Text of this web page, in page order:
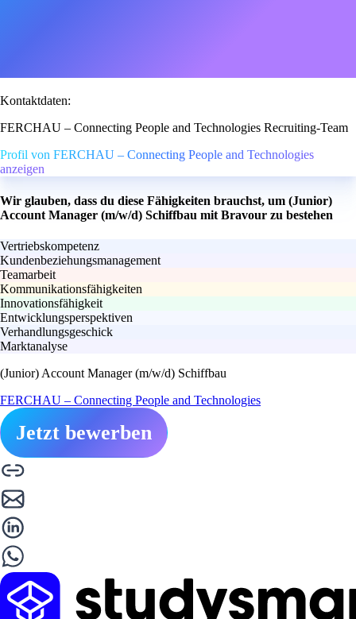
Kontaktdaten:
FERCHAU – Connecting People and Technologies Recruiting-Team
Profil von FERCHAU – Connecting People and Technologies
anzeigen
Wir glauben, dass du diese Fähigkeiten brauchst, um (Junior)
Account Manager (m/w/d) Schiffbau mit Bravour zu bestehen
Vertriebskompetenz
Kundenbeziehungsmanagement
Teamarbeit
Kommunikationsfähigkeiten
Innovationsfähigkeit
Entwicklungsperspektiven
Verhandlungsgeschick
Marktanalyse
(Junior) Account Manager (m/w/d) Schiffbau
FERCHAU – Connecting People and Technologies
Jetzt bewerben